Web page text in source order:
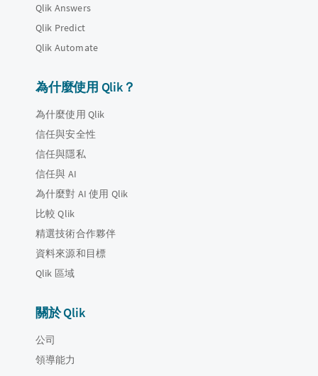
Qlik Answers
Qlik Predict
Qlik Automate
為什麼使用 Qlik？
為什麼使用 Qlik
信任與安全性
信任與隱私
信任與 AI
為什麼對 AI 使用 Qlik
比較 Qlik
精選技術合作夥伴
資料來源和目標
Qlik 區域
關於 Qlik
公司
領導能力